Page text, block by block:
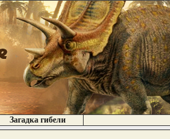
Загадка гибели